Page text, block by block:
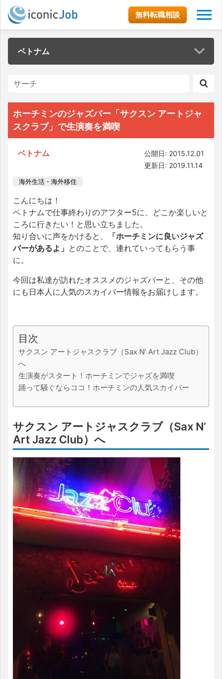
無料転職相談
ベトナム
ホーチミンのジャズバー「サクスン アートジャ
スクラブ」で生演奏を満喫
ベトナム
公開日: 2015.12.01
更新日: 2019.11.14
海外生活・海外移住
こんにちは！
ベトナムで仕事終わりのアフター5に、どこか楽しいと
ころに行きたい！と思い立ちました。
知り合いに声をかけると、
「ホーチミンに良いジャズ
バーがあるよ」 とのことで、連れていってもらう事
に。
今回は私達が訪れたオススメのジャズバーと、その他
にも日本人に人気のスカイバー情報をお届けします。
目次
サクスン アートジャスクラブ（Sax N’ Art Jazz Club）
へ
生演奏がスタート！ホーチミンでジャズを満喫
踊って騒ぐならココ！ホーチミンの人気スカイバー
サクスン アートジャスクラブ（Sax N’
Art Jazz Club）へ